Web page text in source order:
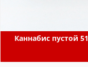
Каннабис пустой